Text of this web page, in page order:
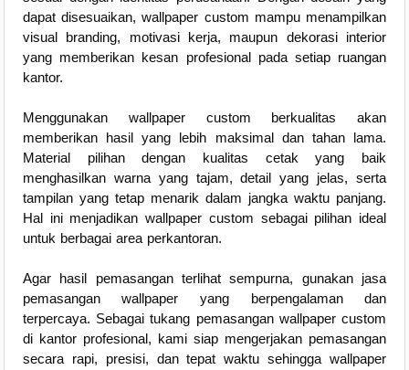
dapat disesuaikan, wallpaper custom mampu menampilkan
visual branding, motivasi kerja, maupun dekorasi interior
yang memberikan kesan profesional pada setiap ruangan
kantor.
Menggunakan wallpaper custom berkualitas akan
memberikan hasil yang lebih maksimal dan tahan lama.
Material pilihan dengan kualitas cetak yang baik
menghasilkan warna yang tajam, detail yang jelas, serta
tampilan yang tetap menarik dalam jangka waktu panjang.
Hal ini menjadikan wallpaper custom sebagai pilihan ideal
untuk berbagai area perkantoran.
Agar hasil pemasangan terlihat sempurna, gunakan jasa
pemasangan wallpaper yang berpengalaman dan
terpercaya. Sebagai tukang pemasangan wallpaper custom
di kantor profesional, kami siap mengerjakan pemasangan
secara rapi, presisi, dan tepat waktu sehingga wallpaper